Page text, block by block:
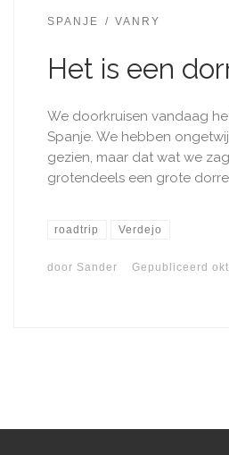
SPANJE VANRY
Het is een
We doorkruisen vandaag
Spanje. We hebben
gezien, maar dat wat we
grotendeels een grote
roadtrip Verdejo
door Sander Gepubliceerd